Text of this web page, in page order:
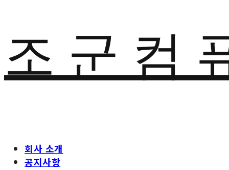
조 군 컴
회사 소개
공지사항